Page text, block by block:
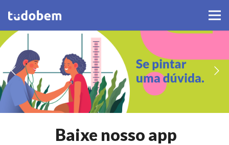
Baixe nosso app